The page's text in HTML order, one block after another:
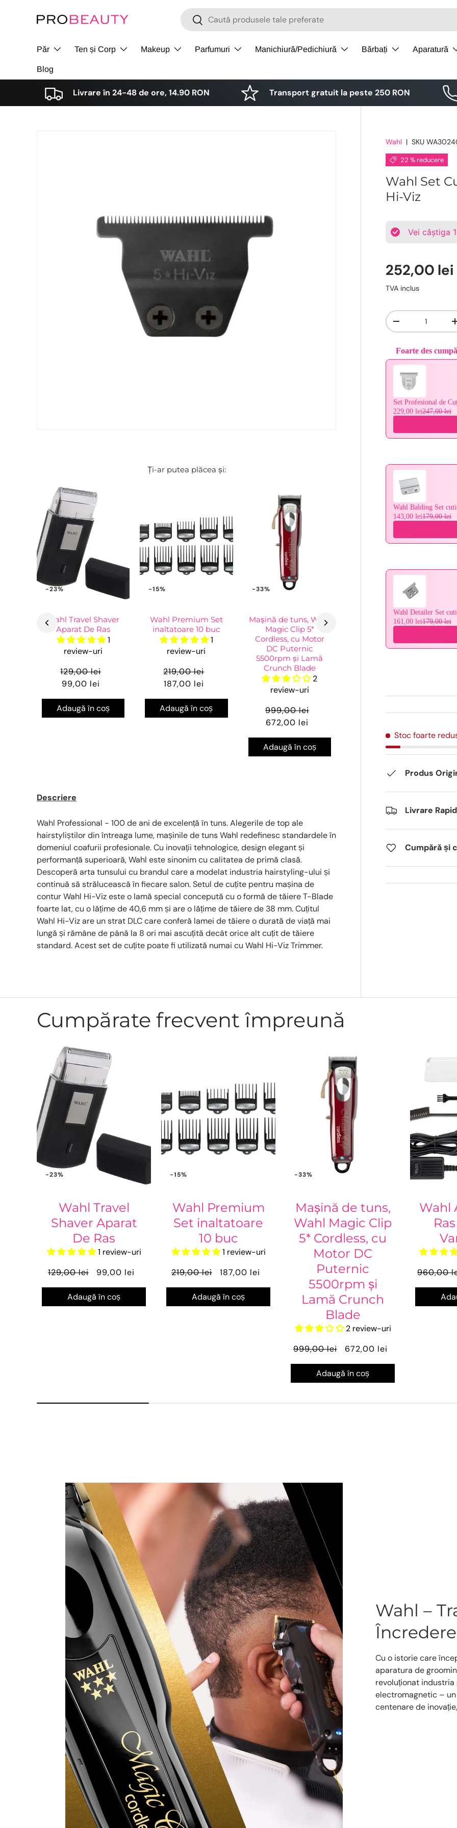
Sari la conținut
Cǎutare
Cǎutare
Păr Ten și Corp Makeup Parfumuri Manichiură/Pedichiură Bărbați Aparatură
Blog
Livrare în 24-48 de ore, 14.90 RON Transport gratuit la peste 250 RON
Wahl | SKU
22 % reducere
Wahl Set
Hi-Viz
Vei câștiga
252,00 lei
TVA inclus
Cantitate
-
Foarte des
Use the Previous
Set Profesional de
229,00 lei247,00 lei
Wahl Balding Set
143,00 lei179,00 lei
Wahl Detailer Set
161,00 lei179,00 lei
Stoc foarte
Produs
Livrare
Cumpără și
Ți-ar putea plăcea și:
-23%
Wahl Travel Shaver
Aparat De Ras
1
review-uri
129,00 lei
99,00 lei
Adaugă în coș
-15%
Wahl Premium Set
inaltatoare 10 buc
1
review-uri
219,00 lei
187,00 lei
Adaugă în coș
-33%
Mașină de tuns, Wahl
Magic Clip 5*
Cordless, cu Motor
DC Puternic
5500rpm și Lamă
Crunch Blade
2
review-uri
999,00 lei
672,00 lei
Adaugă în coș
Descriere
Wahl Professional - 100 de ani de excelență în tuns. Alegerile de top ale
hairstyliștilor din întreaga lume, mașinile de tuns Wahl redefinesc standardele în
domeniul coafurii profesionale. Cu inovații tehnologice, design elegant și
performanță superioară, Wahl este sinonim cu calitatea de primă clasă.
Descoperă arta tunsului cu brandul care a modelat industria hairstyling-ului și
continuă să strălucească în fiecare salon. Setul de cuțite pentru mașina de
contur Wahl Hi-Viz este o lamă special concepută cu o formă de tăiere T-Blade
foarte lat, cu o lățime de 40,6 mm și are o lățime de tăiere de 38 mm. Cuțitul
Wahl Hi-Viz are un strat DLC care conferă lamei de tăiere o durată de viață mai
lungă și rămâne de până la 8 ori mai ascuțită decât orice alt cuțit de tăiere
standard. Acest set de cuțite poate fi utilizată numai cu Wahl Hi-Viz Trimmer.
Cumpărate frecvent împreună
-23%
Wahl Travel
Shaver Aparat
De Ras
1 review-uri
129,00 lei
99,00 lei
Adaugă în coș
-15%
Wahl Premium
Set inaltatoare
10 buc
1 review-uri
219,00 lei
187,00 lei
Adaugă în coș
-33%
Mașină de tuns,
Wahl Magic Clip
5* Cordless, cu
Motor DC
Puternic
5500rpm și
Lamă Crunch
Blade
2 review-uri
999,00 lei
672,00 lei
Adaugă în coș
-45%
Wahl
960,00
Wahl –
Încredere
Cu o istorie care
aparatura de
revoluționat
electromagnetic –
centenare de